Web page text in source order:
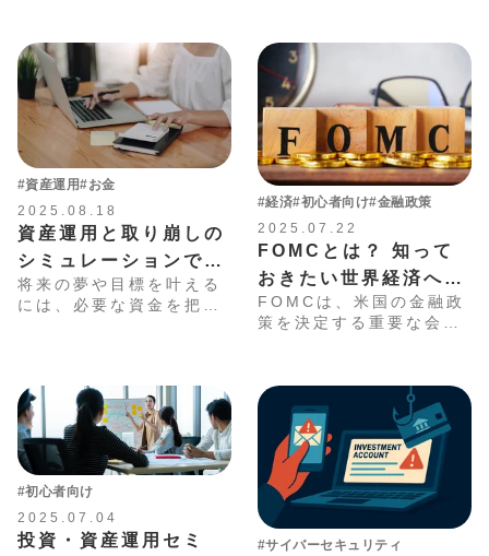
（資産取り崩し）」の期
間があります。本記事で
は、アキュムレーション
とデキュムレーションの
概要に加え、資産形成期
から資産活用期へ移行す
るタイミングの試算方法
について解説します。
す。計画的に資産を形成
するには、それぞれのイ
ベントで必要となる金額
を事前に想定しておくこ
とが大切です。本記事で
は、計画的な資産形成に
役立つ「ライフプランシ
ミュレーション」につい
て解説します。
#資産運用#お金
2025.08.18
資産運用と取り崩しの
シミュレーションで将
来を見える化する！
将来の夢や目標を叶える
には、必要な資金を把握
活用するのがおすすめで
す。本記事では、代表的
な6つの係数について詳
しく解説します。
#経済#初心者向け#金融政策
2025.07.22
FOMCとは？ 知って
おきたい世界経済への
影響と投資戦略のポイ
ント
FOMCは、米国の金融政
策を決定する重要な会合
すが、仕組みや意義は投
資初心者には分かりづら
いかもしれません。本記
事では、FOMCの概要や
市場への影響、投資時の
注意点を分かりやすく解
説します。
#初心者向け
2025.07.04
投資・資産運用セミ
#サイバーセキュリティ